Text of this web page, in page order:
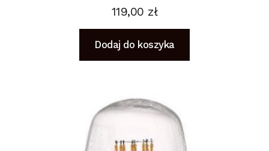
119,00 zł
Dodaj do koszyka